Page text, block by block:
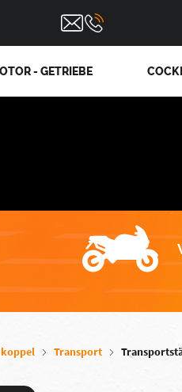
- GETRIEBE
Transport